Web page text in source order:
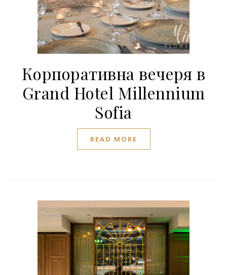
Корпоративна вечеря в
Grand Hotel Millennium
Sofia
READ MORE